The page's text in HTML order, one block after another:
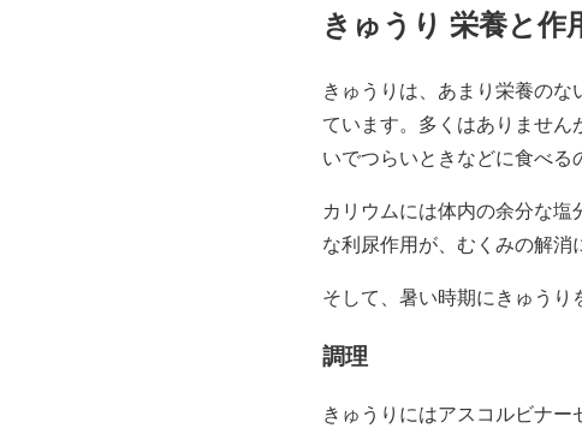
きゅうり 栄養と作
きゅうりは、あまり栄養の
ています。多くはありませ
いでつらいときなどに食べる
カリウムには体内の余分な
な利尿作用が、むくみの解消
そして、暑い時期にきゅうり
調理
きゅうりにはアスコルビナ